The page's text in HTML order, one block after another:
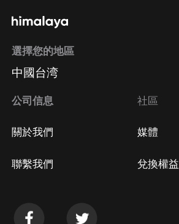
選擇您的地區
中國台湾
公司信息
關於我們
聯繫我們
社區
媒體
兌換權益